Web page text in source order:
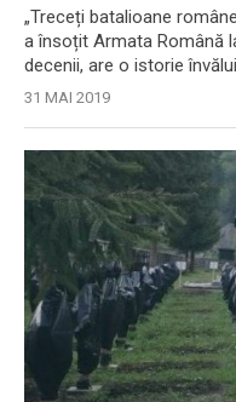
„Treceți batalioane
a însoțit Armata Română
decenii, are o istorie
31 MAI 2019